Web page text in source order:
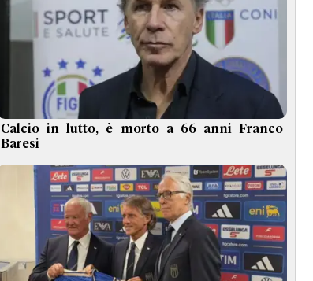
Calcio in lutto, è morto a 66 anni Franco
Baresi